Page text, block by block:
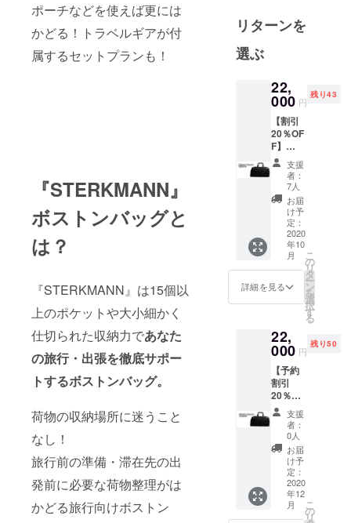
ポーチなどを使えば更には
かどる！トラベルギアが付
属するセットプランも！
『STERKMANN』
ボストンバッグと
は？
『STERKMANN』は15個以
上のポケットや大小細かく
仕切られた収納力であなた
の旅行・出張を徹底サポー
トするボストンバッグ。
荷物の収納場所に迷うこと
なし！
旅行前の準備・滞在先の出
発前に必要な荷物整理がは
かどる旅行向けボストン
店していま
す。
当店は『世
界の新しい
をあなた
に』という
思いを元に
活動してい
ます。
宜しくお願
い致しま
リターンを
選ぶ
22,
000 円
残り43
【割引
20％OF
F】
STERK
MANN
ボスト
ンバッ
グ本体
＜ブ
ラック
＞ 在庫
ありプ
ロジェ
クト終
了後に
発送予
STERK
MANN
ボスト
ンバッ
グ１点
カ
ラー：
ブラッ
ク 一般
販売予
定価
格：
27,500
円（税
込・配
支援
者：
7人
お届
け予
定：
2020
年10
月
詳細を見る
こ
の
リ
タ
ー
ン
を
選
択
す
る
22,
000 円
残り50
【予約
割引
20％OF
F】
STERK
MANN
ボスト
ンバッ
グ本体
＜ブ
ラック
＞ ・
支援
者：
0人
お届
け予
定：
2020
年12
月
こ
の
リ